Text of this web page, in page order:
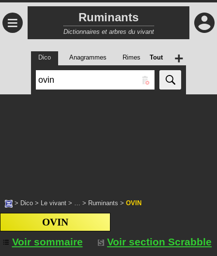
≡ Ruminants
Dictionnaires et arbres du vivant
Dico Anagrammes Rimes Tout +
> Dico > Le vivant > … > Ruminants > OVIN
OVIN
Voir sommaire
Voir section Scrabble